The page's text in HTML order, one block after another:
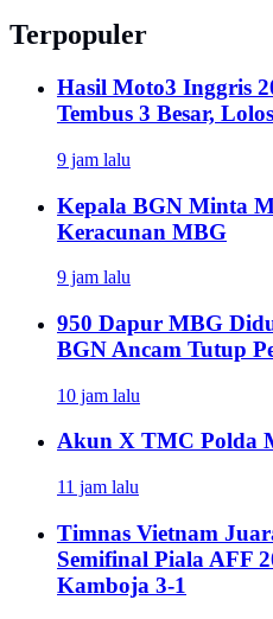
Terpopuler
Hasil Moto3 Inggris
Tembus 3 Besar,
9 jam lalu
Kepala BGN Minta
Keracunan MBG
9 jam lalu
950 Dapur MBG
BGN Ancam Tutup
10 jam lalu
Akun X TMC Polda
11 jam lalu
Timnas Vietnam
Semifinal Piala AFF
Kamboja 3-1